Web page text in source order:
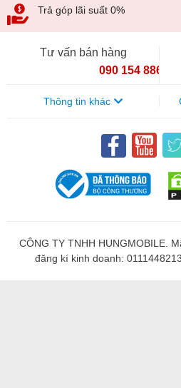
Trả góp lãi suất 0%
Tư vấn bán hàng
090 154 8866
Thông tin khác
CÔNG TY TNHH HUNGMOBILE.
đăng kí kinh doanh: